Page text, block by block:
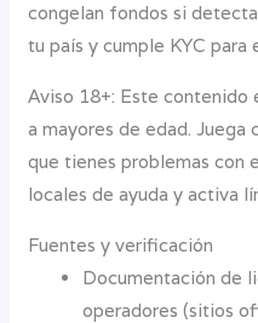
congelan fondos si
tu país y cumple KYC para
Aviso 18+: Este
a mayores de edad. Juega
que tienes problemas con
locales de ayuda y activa
Fuentes y verificación
Documentación de
operadores (sitios